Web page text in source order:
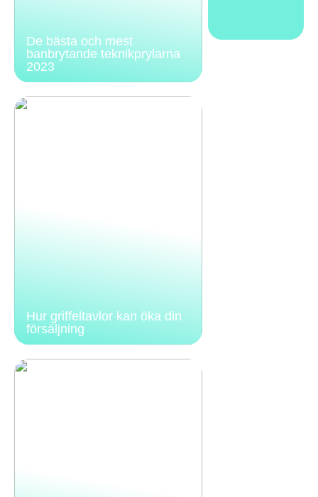
De bästa och mest
banbrytande teknikprylarna
2023
Hur griffeltavlor kan öka din
försäljning